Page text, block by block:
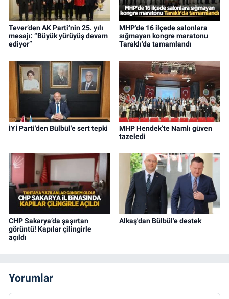
Tever’den AK Parti’nin 25. yılı
mesajı: “Büyük yürüyüş devam
ediyor”
MHP'de 16 ilçede salonlara
sığmayan kongre maratonu
Taraklı'da tamamlandı
İYİ Parti'den Bülbül'e sert tepki
MHP Hendek’te Namlı güven
tazeledi
CHP Sakarya’da şaşırtan
görüntü! Kapılar çilingirle
açıldı
Alkaş'dan Bülbül'e destek
Yorumlar